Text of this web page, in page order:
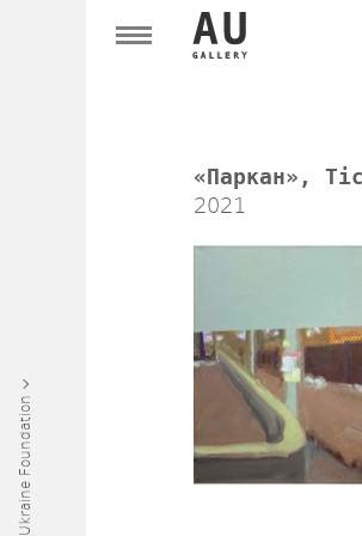
«Паркан»,
2021
Art Ukraine Foundation